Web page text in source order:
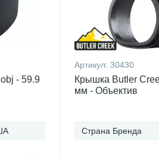
- 59.9
Артикул: 30430
Крышка Butler
мм - Объектив
Страна Бренда